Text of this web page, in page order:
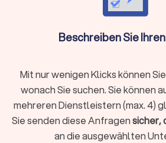
Die grundlegendsten Aufgaben, die
Der sichere Transport des
eines geeigneten LKW (Möbelwagen)
Be- und Entladen:Das professionelle
der Möbel und Umzugskartons in den
Ausladen am Zielort.
Transportsicherung:Das fachgerechte
LKW mit Decken, Gurten und Folien,
Beschreiben Sie
Mit nur wenigen Klicks können
wonach Sie suchen. Sie können
mehreren Dienstleistern (max. 4)
Sie senden diese Anfragensicher,
an die ausgewählten